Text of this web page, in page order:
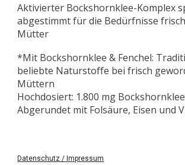
Aktivierter Bockshornklee-Komplex
abgestimmt für die Bedürfnisse
Mütter
*Mit Bockshornklee & Fenchel:
beliebte Naturstoffe bei frisch
Müttern
Hochdosiert: 1.800 mg
Abgerundet mit Folsäure, Eisen und
Datenschutz / Impressum